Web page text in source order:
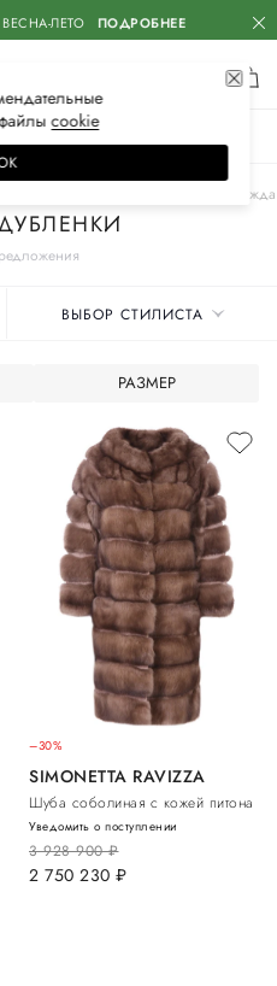
ЛЕТО ПОДРОБНЕЕ
Верхняя одежда
ВЫБОР СТИЛИСТА
РАЗМЕР
–30%
SIMONETTA RAVIZZA
Шуба соболиная с кожей питона
3 928 900руб.
2 750 230 руб.
Уведомить о поступлении
файлысооkiе